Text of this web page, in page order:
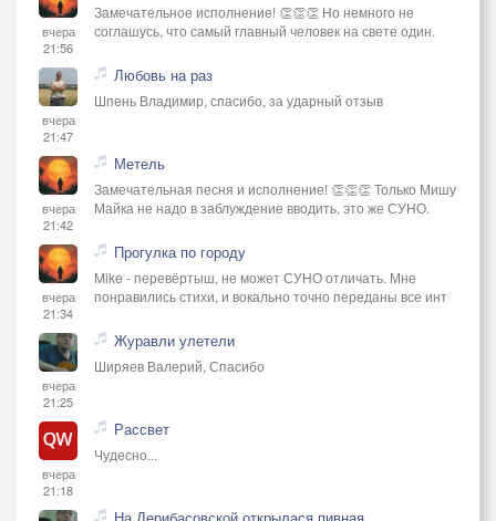
вчера
21:56
Замечательное исполнение! 👏👏👏 Но немного не
соглашусь, что самый главный человек на свете один.
вчера
21:47
Любовь на раз
Шпень Владимир, спасибо, за ударный отзыв
вчера
21:42
Метель
Замечательная песня и исполнение! 👏👏👏 Только Мишу
Майка не надо в заблуждение вводить, это же СУНО.
вчера
21:34
Прогулка по городу
Mike - перевёртыш, не может СУНО отличать. Мне
понравились стихи, и вокально точно переданы все инт
вчера
21:25
Журавли улетели
Ширяев Валерий, Спасибо
вчера
21:18
Рассвет
Чудесно...